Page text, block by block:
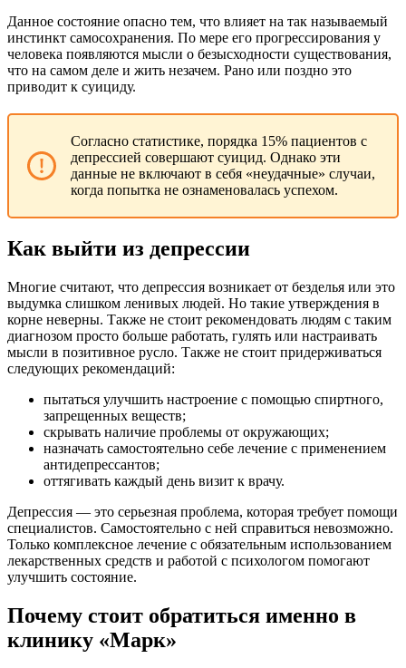
Данное состояние опасно тем, что влияет на так называемый
инстинкт самосохранения. По мере его прогрессирования у
человека появляются мысли о безысходности существования,
что на самом деле и жить незачем. Рано или поздно это
приводит к суициду.
Согласно статистике, порядка 15% пациентов с
депрессией совершают суицид. Однако эти
данные не включают в себя «неудачные» случаи,
когда попытка не ознаменовалась успехом.
Как выйти из депрессии
Многие считают, что депрессия возникает от безделья или это
выдумка слишком ленивых людей. Но такие утверждения в
корне неверны. Также не стоит рекомендовать людям с таким
диагнозом просто больше работать, гулять или настраивать
мысли в позитивное русло. Также не стоит придерживаться
следующих рекомендаций:
пытаться улучшить настроение с помощью спиртного,
запрещенных веществ;
скрывать наличие проблемы от окружающих;
назначать самостоятельно себе лечение с применением
антидепрессантов;
оттягивать каждый день визит к врачу.
Депрессия — это серьезная проблема, которая требует помощи
специалистов. Самостоятельно с ней справиться невозможно.
Только комплексное лечение с обязательным использованием
лекарственных средств и работой с психологом помогают
улучшить состояние.
Почему стоит обратиться именно в
клинику «Марк»